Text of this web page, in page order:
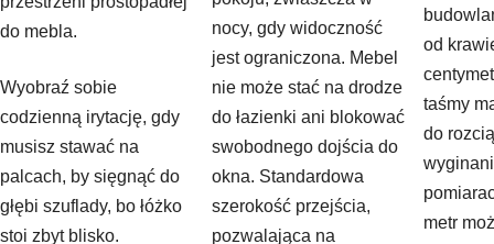
do mebla.
Wyobraź sobie
codzienną irytację, gdy
musisz stawać na
palcach, by sięgnąć do
głębi szuflady, bo łóżko
stoi zbyt blisko.
nocy, gdy widoczność
jest ograniczona. Mebel
nie może stać na drodze
do łazienki ani blokować
swobodnego dojścia do
okna. Standardowa
szerokość przejścia,
pozwalająca na
od
taśmy
do
metr